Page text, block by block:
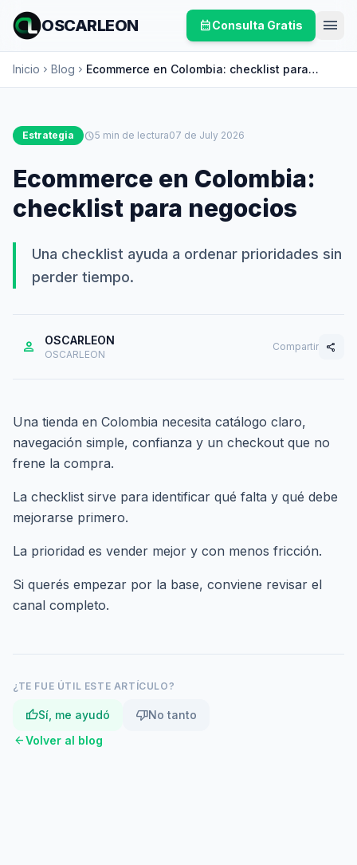
OSCARLEON calendar_monthConsulta Gratis menu
Inicio chevron_right Blog chevron_right Ecommerce en Colombia: checklist para
negocios
Estrategia schedule5 min de lectura07 de July 2026
Ecommerce en Colombia:
checklist para negocios
Una checklist ayuda a ordenar prioridades sin
perder tiempo.
person OSCARLEON
OSCARLEON
Compartir share
Una tienda en Colombia necesita catálogo claro,
navegación simple, confianza y un checkout que no
frene la compra.
La checklist sirve para identificar qué falta y qué debe
mejorarse primero.
La prioridad es vender mejor y con menos fricción.
Si querés empezar por la base, conviene revisar el
canal completo.
¿TE FUE ÚTIL ESTE ARTÍCULO?
thumb_upSí, me ayudó thumb_downNo tanto
arrow_backVolver al blog